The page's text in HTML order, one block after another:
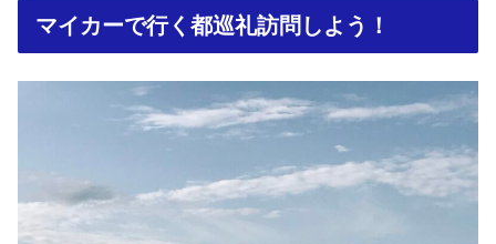
マイカーで行く都巡礼訪問しよう！